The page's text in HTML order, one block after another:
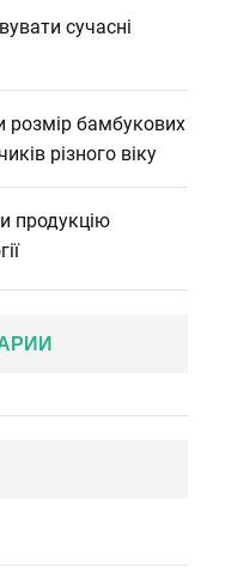
сучасні
розмір бамбукових
різного віку
продукцію